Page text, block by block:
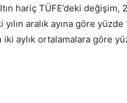
hariç TÜFE’deki değişim,
aralık ayına göre yüzde
iki aylık ortalamalara göre